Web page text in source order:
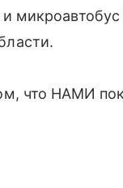
что НАМИ